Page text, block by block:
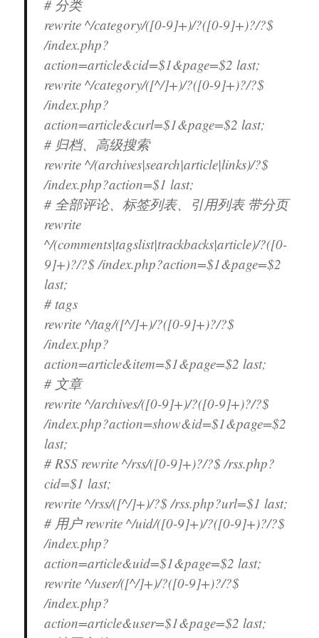
# 分类
rewrite ^/category/([0-9]+)/?([0-9]+)?/?$
/index.php?
action=article&cid=$1&page=$2 last;
rewrite ^/category/([^/]+)/?([0-9]+)?/?$
/index.php?
action=article&curl=$1&page=$2 last;
# 归档、高级搜索
rewrite ^/(archives|search|article|links)/?$
/index.php?action=$1 last;
# 全部评论、标签列表、引用列表 带分页
rewrite
^/(comments|tagslist|trackbacks|article)/?([0-
9]+)?/?$ /index.php?action=$1&page=$2
last;
# tags
rewrite ^/tag/([^/]+)/?([0-9]+)?/?$
/index.php?
action=article&item=$1&page=$2 last;
# 文章
rewrite ^/archives/([0-9]+)/?([0-9]+)?/?$
/index.php?action=show&id=$1&page=$2
last;
# RSS rewrite ^/rss/([0-9]+)?/?$ /rss.php?
cid=$1 last;
rewrite ^/rss/([^/]+)/?$ /rss.php?url=$1 last;
# 用户 rewrite ^/uid/([0-9]+)/?([0-9]+)?/?$
/index.php?
action=article&uid=$1&page=$2 last;
rewrite ^/user/([^/]+)/?([0-9]+)?/?$
/index.php?
action=article&user=$1&page=$2 last;